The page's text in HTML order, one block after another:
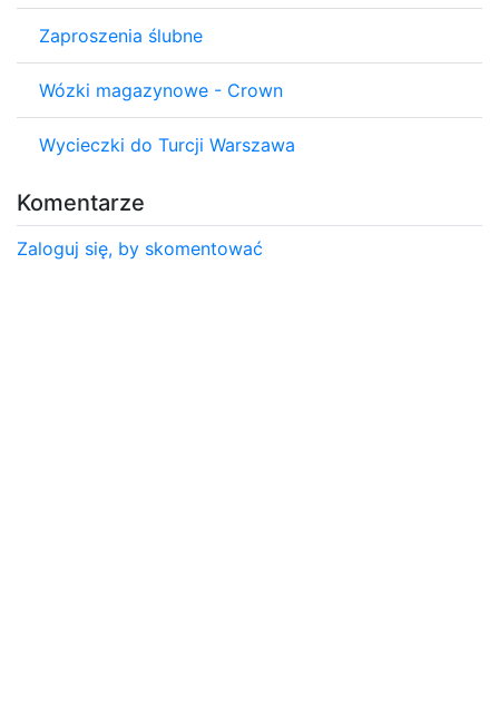
Zaproszenia ślubne
Wózki magazynowe - Crown
Wycieczki do Turcji Warszawa
Komentarze
Zaloguj się, by skomentować